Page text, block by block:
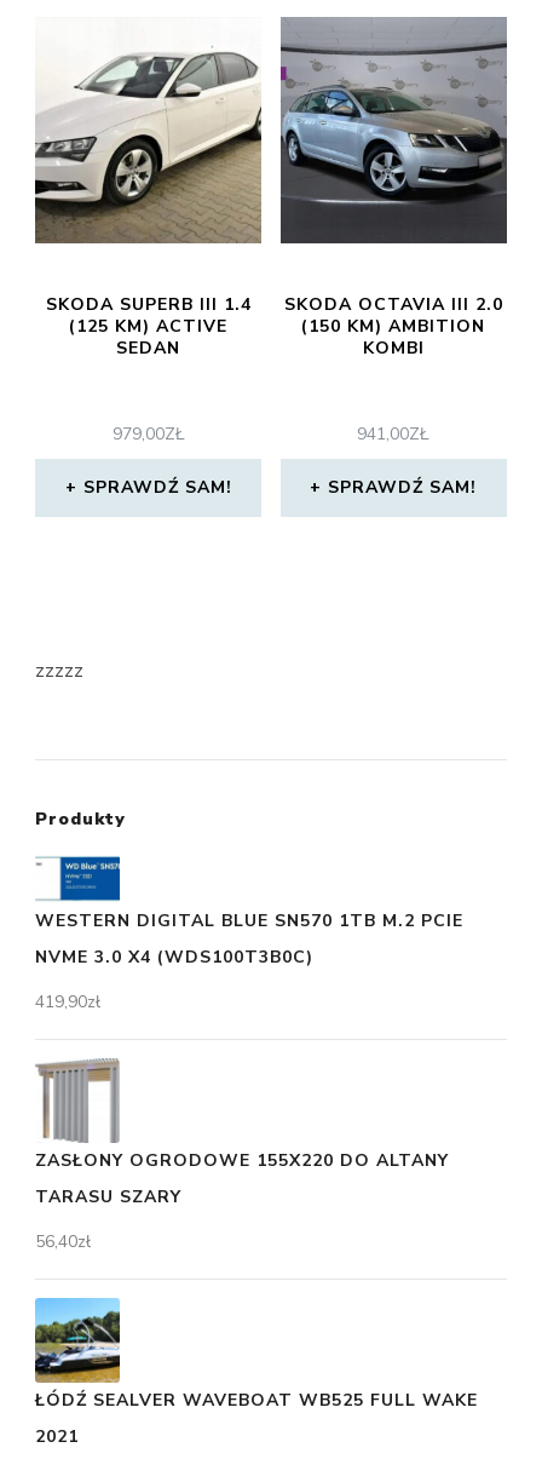
SKODA SUPERB III 1.4
(125 KM) ACTIVE
SEDAN
979,00ZŁ
SPRAWDŹ SAM!
SKODA OCTAVIA III 2.0
(150 KM) AMBITION
KOMBI
941,00ZŁ
SPRAWDŹ SAM!
zzzzz
Produkty
WESTERN DIGITAL BLUE SN570 1TB M.2 PCIE
NVME 3.0 X4 (WDS100T3B0C)
419,90zł
ZASŁONY OGRODOWE 155X220 DO ALTANY
TARASU SZARY
56,40zł
ŁÓDŹ SEALVER WAVEBOAT WB525 FULL WAKE
2021